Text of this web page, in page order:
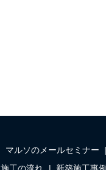
マルソのメールセミナー